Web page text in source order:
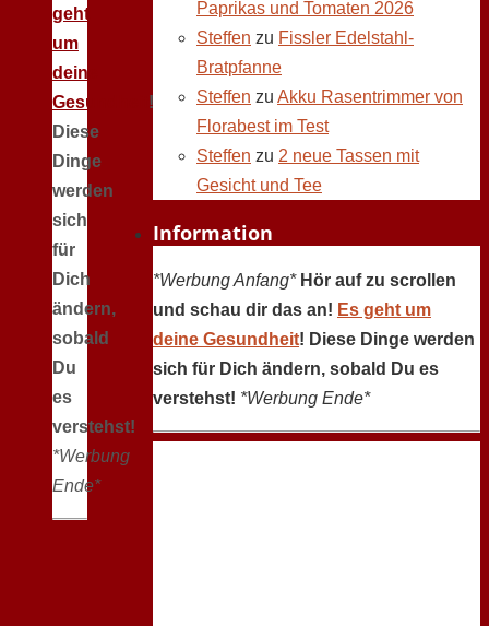
geht
um
deine
Gesundheit !
Diese
Dinge
werden
sich
für
Dich
ändern,
sobald
Du
es
verstehst!
*Werbung
Ende*
Paprikas und Tomaten 2026
Steffen zu Fissler Edelstahl-
Bratpfanne
Steffen zu Akku Rasentrimmer von
Florabest im Test
Steffen zu 2 neue Tassen mit
Gesicht und Tee
Information
*Werbung Anfang* Hör auf zu scrollen
und schau dir das an! Es geht um
deine Gesundheit! Diese Dinge werden
sich für Dich ändern, sobald Du es
verstehst! *Werbung Ende*